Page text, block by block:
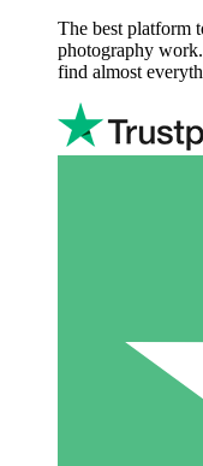
The best platform
photography
find almost